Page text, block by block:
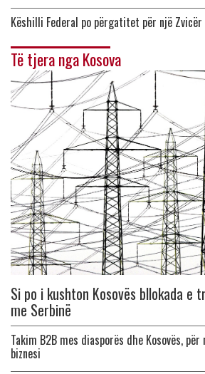
Këshilli Federal po përgatitet për një
Të tjera nga Kosova
Si po i kushton Kosovës bllokada e
me Serbinë
Takim B2B mes diasporës dhe Kosovës,
biznesi